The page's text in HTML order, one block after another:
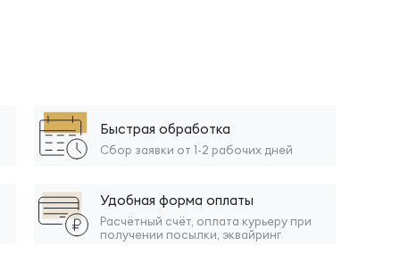
Быстрая обработка
Сбор заявки от 1-2 рабочих дней
Удобная форма оплаты
Расчётный счёт, оплата курьеру при
получении посылки, эквайринг